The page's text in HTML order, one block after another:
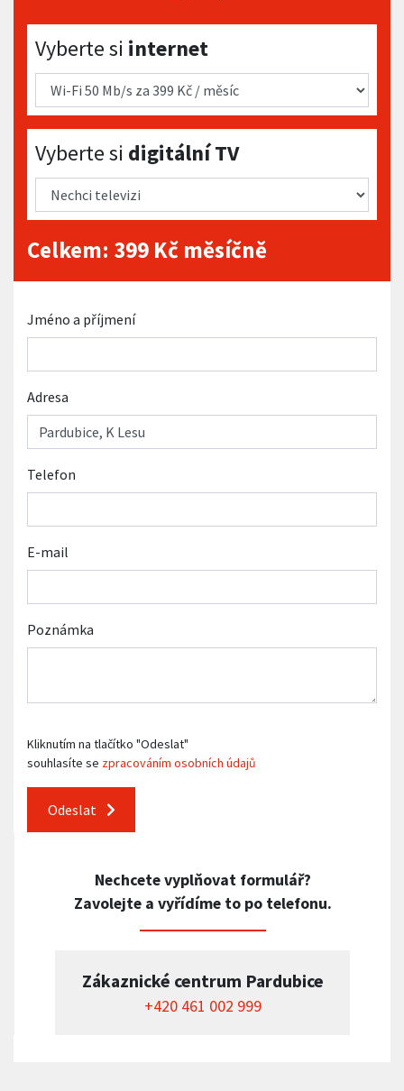
Vyberte si internet
Vyberte si internet
Vyberte si digitální TV
Vyberte si digitální TV
Celkem: 399 Kč měsíčně
Jméno a příjmení
Adresa
Telefon
E-mail
Poznámka
Kliknutím na tlačítko "Odeslat"
souhlasíte se zpracováním osobních údajů
Odeslat
Nechcete vyplňovat formulář?
Zavolejte a vyřídíme to po telefonu.
Zákaznické centrum Pardubice
+420 461 002 999